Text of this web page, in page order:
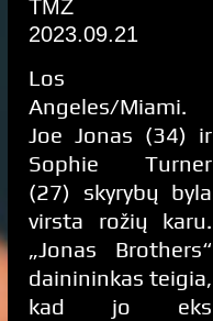
TMZ
2023.09.21
Los
Angeles/Miami.
Joe Jonas (34) ir
Sophie Turner
(27) skyrybų byla
virsta rožių karu.
„Jonas Brothers“
dainininkas teigia,
kad jo eks